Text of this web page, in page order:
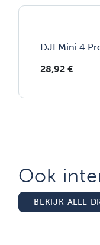
DJI Mini 4
28,92 €
Ook
BEKIJK ALLE